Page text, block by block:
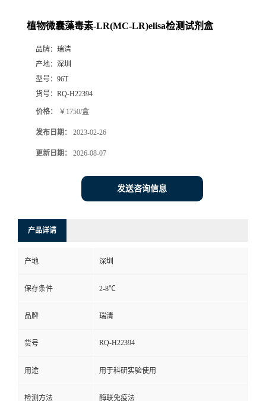
植物微囊藻毒素-LR(MC-LR)elisa检测试剂盒
品牌： 瑞清
产地： 深圳
型号： 96T
货号： RQ-H22394
价格： ￥1750/盒
发布日期： 2023-02-26
更新日期： 2026-08-07
发送咨询信息
产品详请
产地 深圳
保存条件 2-8℃
品牌 瑞清
货号 RQ-H22394
用途 用于科研实验使用
检测方法 酶联免疫法